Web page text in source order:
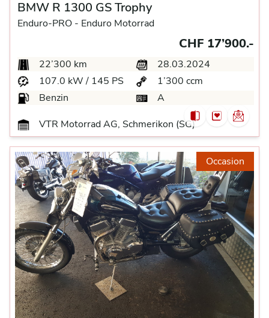
BMW R 1300 GS Trophy
Enduro-PRO - Enduro Motorrad
CHF 17’900.-
22’300 km
28.03.2024
107.0 kW / 145 PS
1’300 ccm
Benzin
A
VTR Motorrad AG, Schmerikon (SG)
Occasion